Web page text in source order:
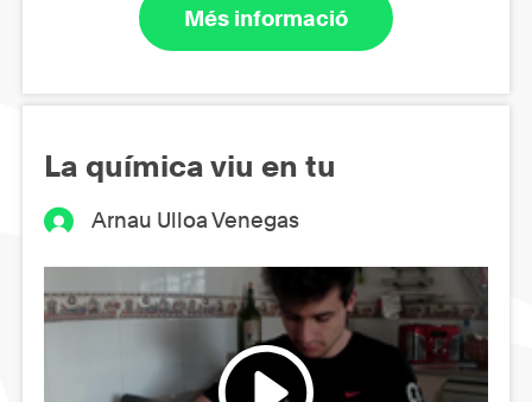
Més informació
La química viu en tu
Arnau Ulloa Venegas